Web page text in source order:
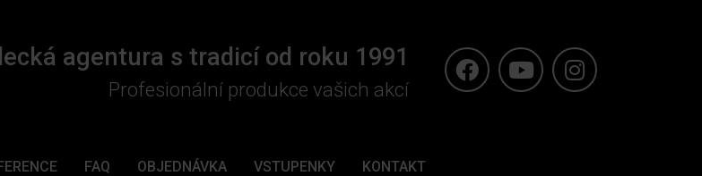
agentura s tradicí od roku 1991
Profesionální produkce vašich akcí
FAQ OBJEDNÁVKA VSTUPENKY KONTAKT